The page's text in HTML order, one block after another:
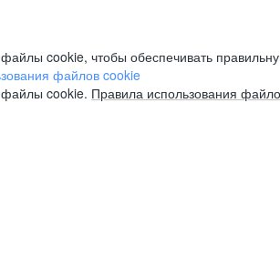
cookie, чтобы обеспечивать
файлов cookie
cookie. Правила использования